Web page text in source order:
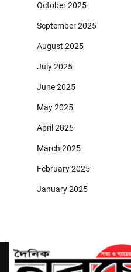
October 2025
September 2025
August 2025
July 2025
June 2025
May 2025
April 2025
March 2025
February 2025
January 2025